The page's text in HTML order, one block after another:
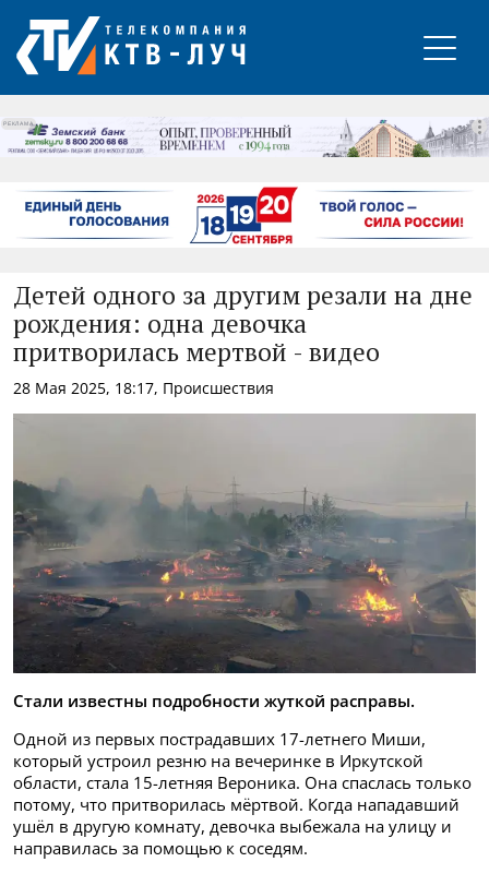
РЕКЛАМА
Детей одного за другим резали на дне
рождения: одна девочка
притворилась мертвой - видео
28 Мая 2025, 18:17, Происшествия
Стали известны подробности жуткой расправы.
Одной из первых пострадавших 17-летнего Миши,
который устроил резню на вечеринке в Иркутской
области, стала 15-летняя Вероника. Она спаслась только
потому, что притворилась мёртвой. Когда нападавший
ушёл в другую комнату, девочка выбежала на улицу и
направилась за помощью к соседям.